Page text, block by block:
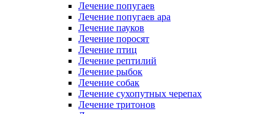
Лечение попугаев
Лечение попугаев ара
Лечение пауков
Лечение поросят
Лечение птиц
Лечение рептилий
Лечение рыбок
Лечение собак
Лечение сухопутных черепах
Лечение тритонов